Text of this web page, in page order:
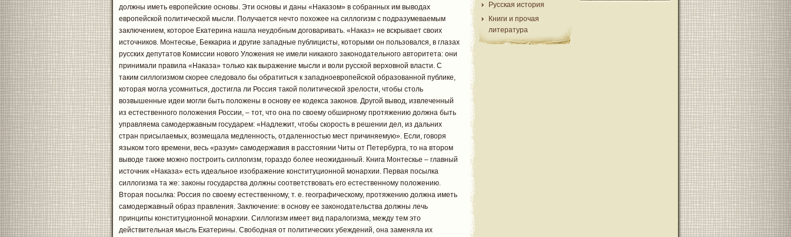
должны иметь европейские основы. Эти основы и даны «Наказом» в собранных им выводах
европейской политической мысли. Получается нечто похожее на силлогизм с подразумеваемым
заключением, которое Екатерина нашла неудобным договаривать. «Наказ» не вскрывает своих
источников. Монтескье, Беккариа и другие западные публицисты, которыми он пользовался, в глазах
русских депутатов Комиссии нового Уложения не имели никакого законодательного авторитета: они
принимали правила «Наказа» только как выражение мысли и воли русской верховной власти. С
таким силлогизмом скорее следовало бы обратиться к западноевропейской образованной публике,
которая могла усомниться, достигла ли Россия такой политической зрелости, чтобы столь
возвышенные идеи могли быть положены в основу ее кодекса законов. Другой вывод, извлеченный
из естественного положения России, – тот, что она по своему обширному протяжению должна быть
управляема самодержавным государем: «Надлежит, чтобы скорость в решении дел, из дальних
стран присылаемых, возмещала медленность, отдаленностью мест причиняемую». Если, говоря
языком того времени, весь «разум» самодержавия в расстоянии Читы от Петербурга, то на втором
выводе также можно построить силлогизм, гораздо более неожиданный. Книга Монтескье – главный
источник «Наказа» есть идеальное изображение конституционной монархии. Первая посылка
силлогизма та же: законы государства должны соответствовать его естественному положению.
Вторая посылка: Россия по своему естественному, т. е. географическому, протяжению должна иметь
самодержавный образ правления. Заключение: в основу ее законодательства должны лечь
принципы конституционной монархии. Силлогизм имеет вид паралогизма, между тем это
действительная мысль Екатерины. Свободная от политических убеждений, она заменяла их
Русская история
Книги и прочая
литература